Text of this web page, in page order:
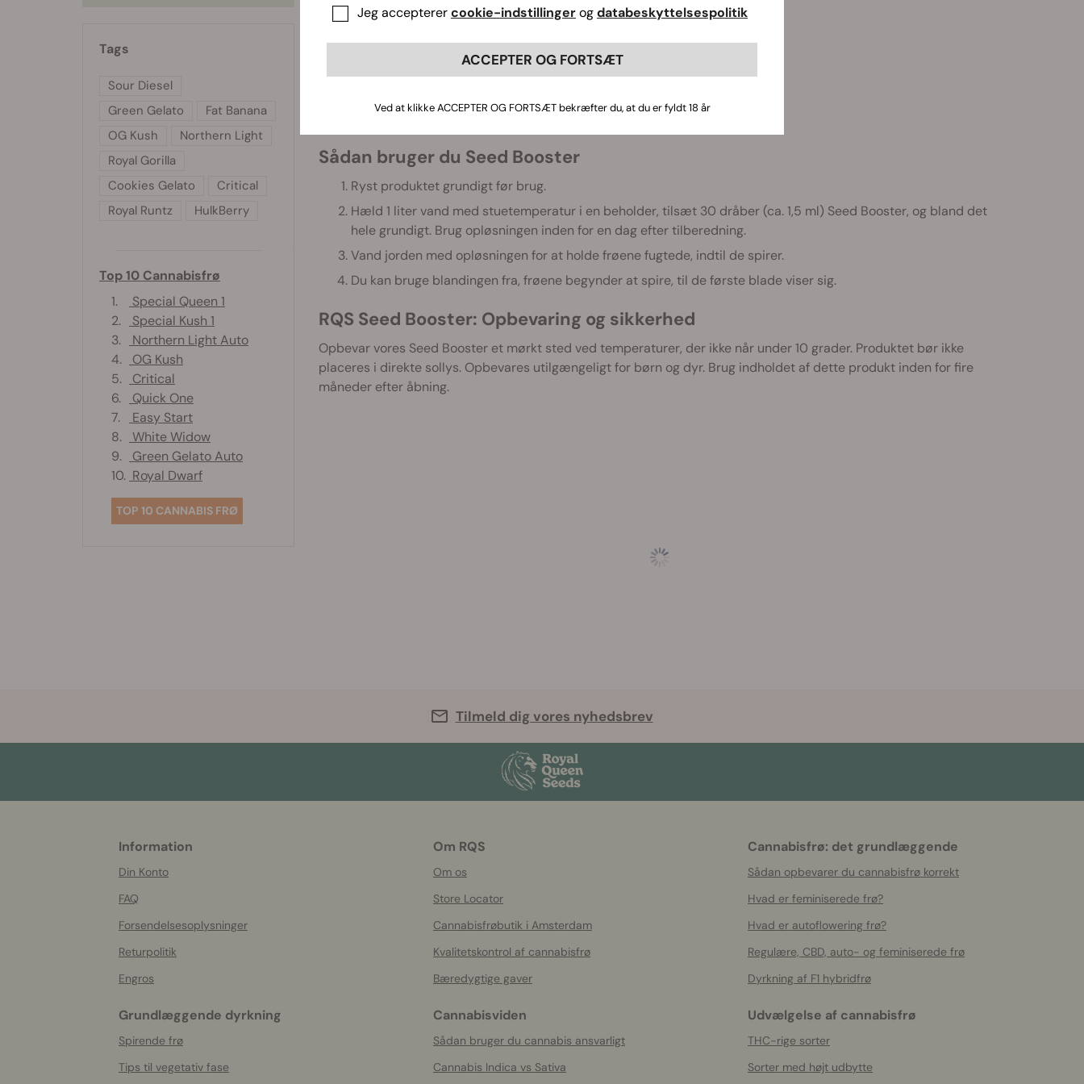
Fremskynd spiringsprocessen
Beskyt frøene mod sygdomme
Styrk udviklingen af rødderne
Skab grobunden for en vellykket vækstcyklus
Sådan bruger du Seed Booster
Ryst produktet grundigt før brug.
Hæld 1 liter vand med stuetemperatur i en beholder, tilsæt 30 dråber (ca. 1,5 ml) Seed Booster, og bland det
hele grundigt. Brug opløsningen inden for en dag efter tilberedning.
Vand jorden med opløsningen for at holde frøene fugtede, indtil de spirer.
Du kan bruge blandingen fra, frøene begynder at spire, til de første blade viser sig.
RQS Seed Booster: Opbevaring og sikkerhed
Opbevar vores Seed Booster et mørkt sted ved temperaturer, der ikke når under 10 grader. Produktet bør ikke
placeres i direkte sollys. Opbevares utilgængeligt for børn og dyr. Brug indholdet af dette produkt inden for fire
måneder efter åbning.
Tags
Sour Diesel
Green Gelato
Fat Banana
OG Kush
Northern Light
Royal Gorilla
Cookies Gelato
Critical
Royal Runtz
HulkBerry
Top 10 Cannabisfrø
1.
Special Queen 1
2.
Special Kush 1
3.
Northern Light Auto
4.
OG Kush
5.
Critical
6.
Quick One
7.
Easy Start
8.
White Widow
9.
Green Gelato Auto
10. Royal Dwarf
TOP 10 CANNABIS FRØ
Tilmeld dig vores nyhedsbrev
Information
Din Konto
FAQ
Forsendelsesoplysninger
Returpolitik
Engros
Om RQS
Om os
Store Locator
Cannabisfrøbutik i Amsterdam
Kvalitetskontrol af cannabisfrø
Bæredygtige gaver
Cannabisfrø: det grundlæggende
Sådan opbevarer du cannabisfrø korrekt
Hvad er feminiserede frø?
Hvad er autoflowering frø?
Regulære, CBD, auto- og feminiserede frø
Dyrkning af F1 hybridfrø
Grundlæggende dyrkning
Spirende frø
Tips til vegetativ fase
Cannabisviden
Sådan bruger du cannabis ansvarligt
Cannabis Indica vs Sativa
Udvælgelse af cannabisfrø
THC-rige sorter
Sorter med højt udbytte
Jeg accepterercookie-indstillingerogdatabeskyttelsespolitik
ACCEPTER OG FORTSÆT
Ved at klikke ACCEPTER OG FORTSÆT bekræfter du, at du er fyldt 18 år